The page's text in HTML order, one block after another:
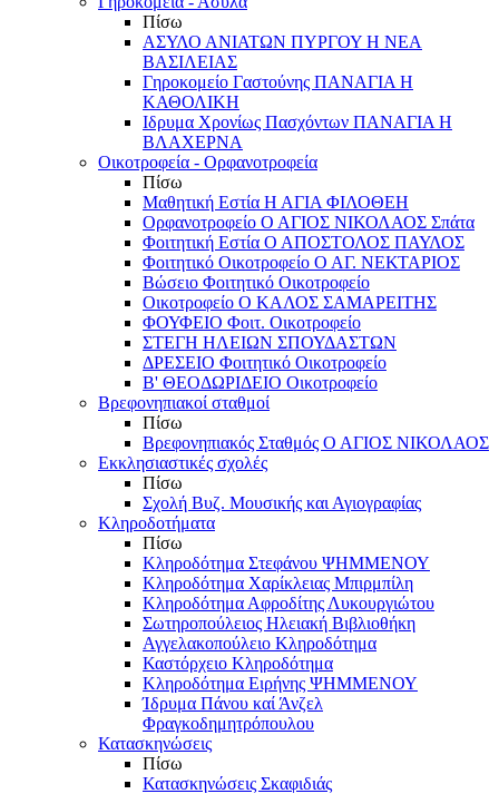
Πίσω
ΑΣΥΛΟ ΑΝΙΑΤΩΝ ΠΥΡΓΟΥ Η ΝΕΑ
ΒΑΣΙΛΕΙΑΣ
Γηροκομείο Γαστούνης ΠΑΝΑΓΙΑ Η
ΚΑΘΟΛΙΚΗ
Ιδρυμα Χρονίως Πασχόντων ΠΑΝΑΓΙΑ Η
ΒΛΑΧΕΡΝΑ
Οικοτροφεία - Ορφανοτροφεία
Πίσω
Μαθητική Εστία Η ΑΓΙΑ ΦΙΛΟΘΕΗ
Ορφανοτροφείο Ο ΑΓΙΟΣ ΝΙΚΟΛΑΟΣ Σπάτα
Φοιτητική Εστία Ο ΑΠΟΣΤΟΛΟΣ ΠΑΥΛΟΣ
Φοιτητικό Οικοτροφείο Ο ΑΓ. ΝΕΚΤΑΡΙΟΣ
Βώσειο Φοιτητικό Οικοτροφείο
Οικοτροφείο Ο ΚΑΛΟΣ ΣΑΜΑΡΕΙΤΗΣ
ΦΟΥΦΕΙΟ Φοιτ. Οικοτροφείο
ΣΤΕΓΗ ΗΛΕΙΩΝ ΣΠΟΥΔΑΣΤΩΝ
ΔΡΕΣΕΙΟ Φοιτητικό Οικοτροφείο
Β' ΘΕΟΔΩΡΙΔΕΙΟ Οικοτροφείο
Βρεφονηπιακοί σταθμοί
Πίσω
Βρεφονηπιακός Σταθμός Ο ΑΓΙΟΣ ΝΙΚΟΛΑΟΣ
Εκκλησιαστικές σχολές
Πίσω
Σχολή Βυζ. Μουσικής και Αγιογραφίας
Κληροδοτήματα
Πίσω
Κληροδότημα Στεφάνου ΨΗΜΜΕΝΟΥ
Κληροδότημα Χαρίκλειας Μπιρμπίλη
Κληροδότημα Αφροδίτης Λυκουργιώτου
Σωτηροπούλειος Ηλειακή Βιβλιοθήκη
Αγγελακοπούλειο Κληροδότημα
Καστόρχειο Κληροδότημα
Κληροδότημα Ειρήνης ΨΗΜΜΕΝΟΥ
Ίδρυμα Πάνου καί Άνζελ
Φραγκοδημητρόπουλου
Κατασκηνώσεις
Πίσω
Κατασκηνώσεις Σκαφιδιάς